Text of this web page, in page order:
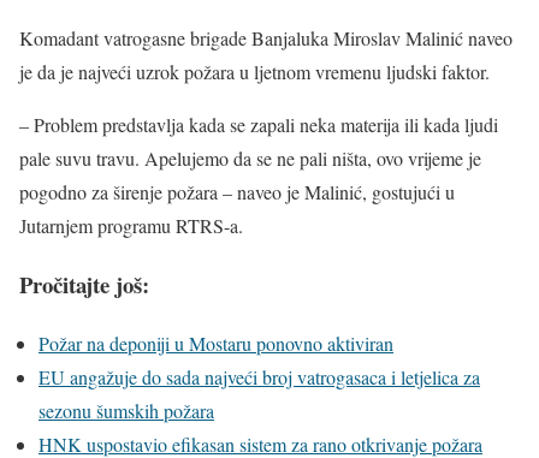
Komadant vatrogasne brigade Banjaluka Miroslav Malinić naveo
je da je najveći uzrok požara u ljetnom vremenu ljudski faktor.
– Problem predstavlja kada se zapali neka materija ili kada ljudi
pale suvu travu. Apelujemo da se ne pali ništa, ovo vrijeme je
pogodno za širenje požara – naveo je Malinić, gostujući u
Јutarnjem programu RTRS-a.
Pročitajte još:
Požar na deponiji u Mostaru ponovno aktiviran
EU angažuje do sada najveći broj vatrogasaca i letjelica za
sezonu šumskih požara
HNK uspostavio efikasan sistem za rano otkrivanje požara